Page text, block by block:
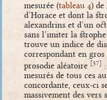
mesurée (tableau 4) de
d’Horace et dont la
alexandrins et d’un
sans l’imiter la
trouve un indice de
correspondant en gros
prosodie aléatoire [37]
mesurés de tous ces
concordante, ceux-ci
massivement des vers